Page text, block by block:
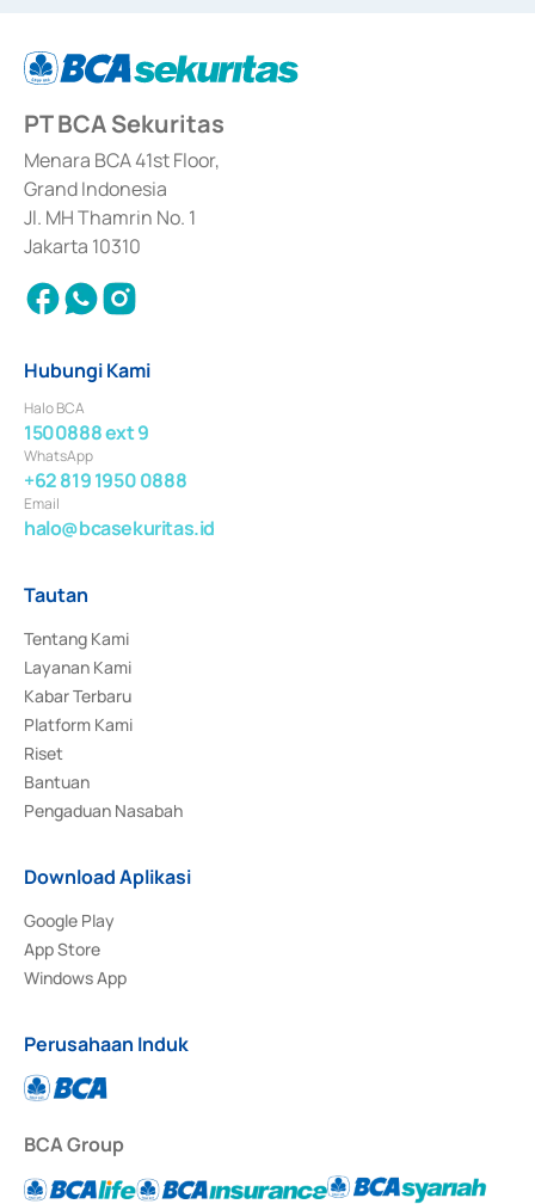
berdasarkan surat keputusan Otoritas Jasa Keuangan Nomor S-
67/PM.21/2017 tanggal 3 Februari 2017, dan beberapa izin usaha lainnya
Sertifikat Deposito di Pasar Uang yang izinnya diterbitkan pada tahun 2017
dan izin usaha lainnya dari Bank Indonesia sebagai Lembaga Pendukung
Penerbitan, Transaksi, serta Penatausahaan dan Penyelesaian Transaksi
Surat Berharga Komersial yang izinnya diterbitkan pada tahun 2018.
PT BCA Sekuritas
Menara BCA 41st Floor,
Grand Indonesia
Jl. MH Thamrin No. 1
Jakarta 10310
Hubungi Kami
Halo BCA
1500888 ext 9
WhatsApp
+62 819 1950 0888
Email
halo@bcasekuritas.id
Tautan
Tentang Kami
Layanan Kami
Kabar Terbaru
Platform Kami
Riset
Bantuan
Pengaduan Nasabah
Download Aplikasi
Google Play
App Store
Windows App
Perusahaan Induk
BCA Group